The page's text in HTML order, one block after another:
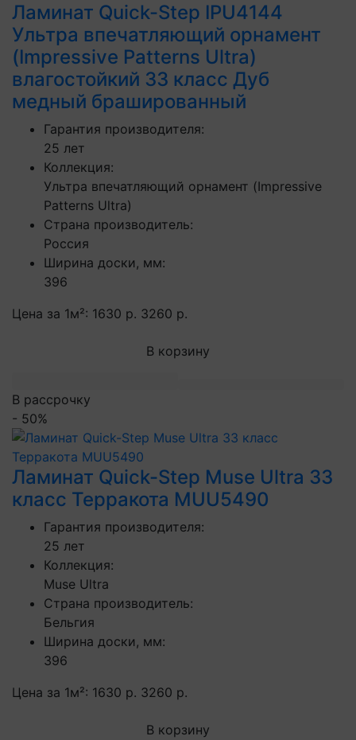
Ламинат Quick-Step IPU4144
Ультра впечатляющий орнамент
(Impressive Patterns Ultra)
влагостойкий 33 класс Дуб
медный брашированный
Гарантия производителя:
25 лет
Коллекция:
Ультра впечатляющий орнамент (Impressive
Patterns Ultra)
Страна производитель:
Россия
Ширина доски, мм:
396
Цена за 1м²: 1630 р. 3260 р.
В корзину
В рассрочку
- 50%
Ламинат Quick-Step Muse Ultra 33
класс Терракота MUU5490
Гарантия производителя:
25 лет
Коллекция:
Muse Ultra
Страна производитель:
Бельгия
Ширина доски, мм:
396
Цена за 1м²: 1630 р. 3260 р.
В корзину